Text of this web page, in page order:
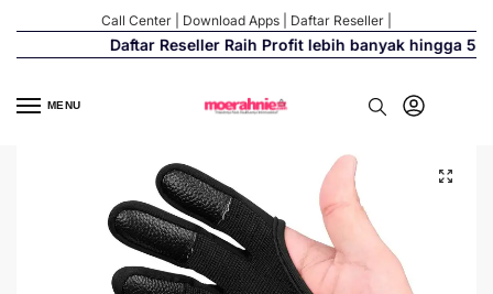
Call Center Download Apps Daftar Reseller
Daftar Reseller Raih Profit lebih banyak hingga 500%
MENU